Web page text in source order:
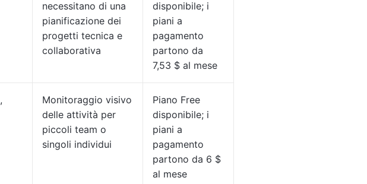
necessitano di una
pianificazione dei
progetti tecnica e
collaborativa
disponibile; i
piani a
pagamento
partono da
7,53 $ al mese
Monitoraggio visivo
delle attività per
piccoli team o
singoli individui
Piano Free
disponibile; i
piani a
pagamento
partono da 6 $
al mese